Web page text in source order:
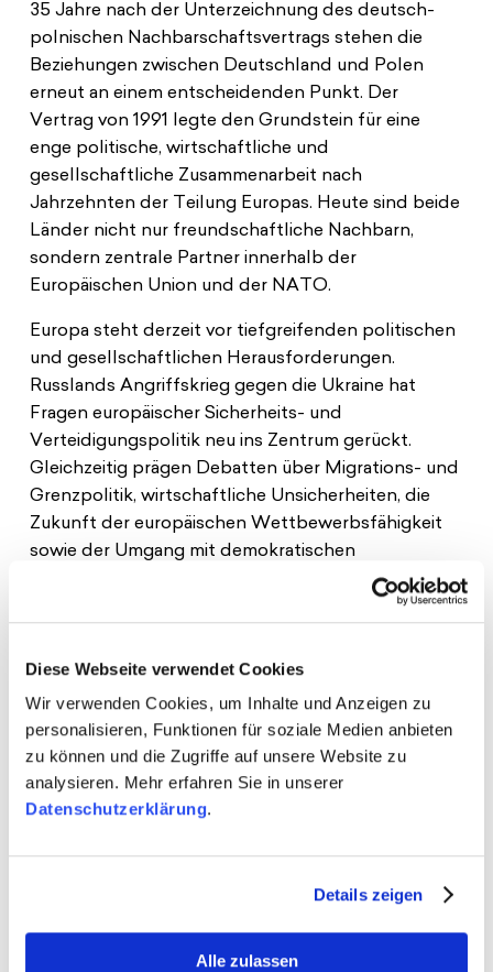
Diese Webseite verwendet Cookies
Wir verwenden Cookies, um Inhalte und Anzeigen zu
personalisieren, Funktionen für soziale Medien anbieten
zu können und die Zugriffe auf unsere Website zu
analysieren. Mehr erfahren Sie in unserer
Datenschutzerklärung.
Details zeigen
Alle zulassen
35 Jahre nach der Unterzeichnung des deutsch-
polnischen Nachbarschaftsvertrags stehen die
Beziehungen zwischen Deutschland und Polen
erneut an einem entscheidenden Punkt. Der
Vertrag von 1991 legte den Grundstein für eine
enge politische, wirtschaftliche und
gesellschaftliche Zusammenarbeit nach
Jahrzehnten der Teilung Europas. Heute sind beide
Länder nicht nur freundschaftliche Nachbarn,
sondern zentrale Partner innerhalb der
Europäischen Union und der NATO.
Europa steht derzeit vor tiefgreifenden politischen
und gesellschaftlichen Herausforderungen.
Russlands Angriffskrieg gegen die Ukraine hat
Fragen europäischer Sicherheits- und
Verteidigungspolitik neu ins Zentrum gerückt.
Gleichzeitig prägen Debatten über Migrations- und
Grenzpolitik, wirtschaftliche Unsicherheiten, die
Zukunft der europäischen Wettbewerbsfähigkeit
sowie der Umgang mit demokratischen
Spannungen innerhalb der EU die politische
Agenda. Auch Europas Rolle in einer zunehmend
Hintergrund gewinnt die deutsch-polnische
spielen eine zentrale Rolle für die Unterstützung
der Ukraine, die Stärkung der europäischen
Verteidigungsfähigkeit und die Zukunft der
europäischen Integration. Gleichzeitig stellt sich die
gemeinsame politische Handlungsfähigkeit in
Vor diesem Hintergrund freuen wir uns sehr,